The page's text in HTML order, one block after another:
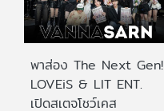
พาส่อง The Next Gen!
LOVEiS & LIT ENT.
เปิดสเตจโชว์เคส